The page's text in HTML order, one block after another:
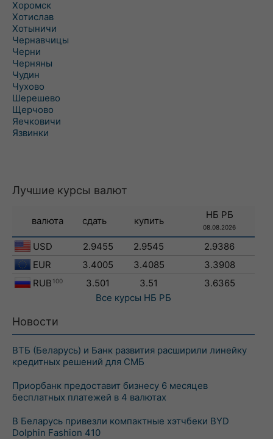
Хоромск
Хотислав
Хотыничи
Чернавчицы
Черни
Черняны
Чудин
Чухово
Шерешево
Щерчово
Яечковичи
Язвинки
Лучшие курсы валют
валюта сдать купить
НБ РБ
08.08.2026
USD 2.9455 2.9545
2.9386
EUR
3.4005 3.4085
3.3908
RUB 100 3.501 3.51
3.6365
Все курсы НБ РБ
Новости
ВТБ (Беларусь) и Банк развития расширили линейку
кредитных решений для СМБ
Приорбанк предоставит бизнесу 6 месяцев
бесплатных платежей в 4 валютах
В Беларусь привезли компактные хэтчбеки BYD
Dolphin Fashion 410